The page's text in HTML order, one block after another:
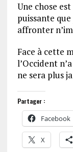
Une chose
puissante
affronter
Face à cette
l’Occident
ne sera plus
Partager :
Facebook
X